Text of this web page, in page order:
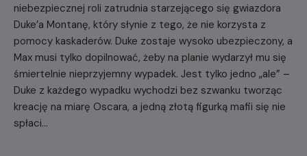
niebezpiecznej roli zatrudnia starzejącego się gwiazdora
Duke’a Montanę, który słynie z tego, że nie korzysta z
pomocy kaskaderów. Duke zostaje wysoko ubezpieczony, a
Max musi tylko dopilnować, żeby na planie wydarzył mu się
śmiertelnie nieprzyjemny wypadek. Jest tylko jedno „ale” –
Duke z każdego wypadku wychodzi bez szwanku tworząc
kreację na miarę Oscara, a jedną złotą figurką mafii się nie
spłaci…